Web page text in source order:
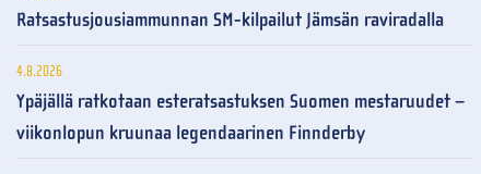
Ratsastusjousiammunnan SM-kilpailut Jämsän raviradalla
4.8.2026
Ypäjällä ratkotaan esteratsastuksen Suomen mestaruudet –
viikonlopun kruunaa legendaarinen Finnderby